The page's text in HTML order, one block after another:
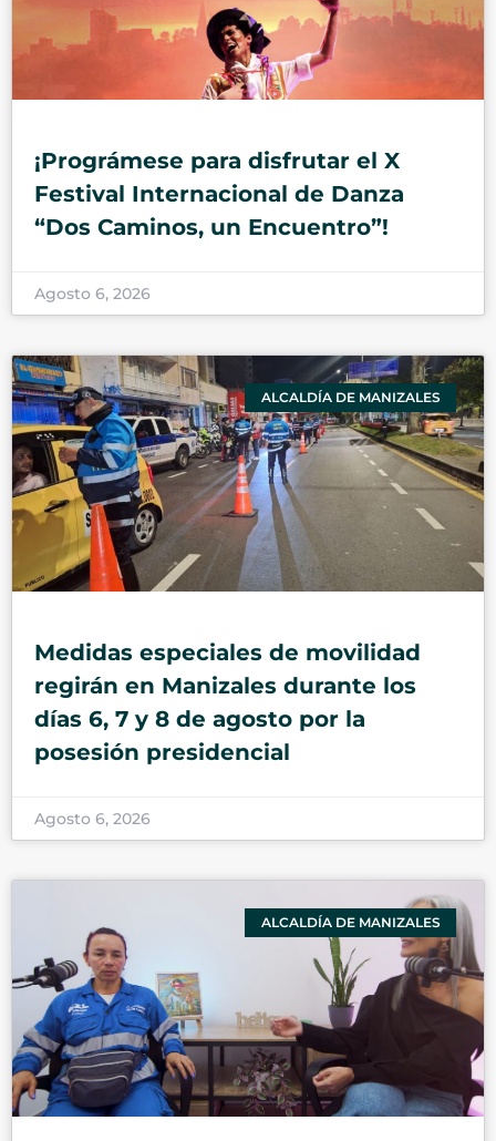
¡Prográmese para disfrutar el X
Festival Internacional de Danza
“Dos Caminos, un Encuentro”!
Agosto 6, 2026
ALCALDÍA DE MANIZALES
Medidas especiales de movilidad
regirán en Manizales durante los
días 6, 7 y 8 de agosto por la
posesión presidencial
Agosto 6, 2026
ALCALDÍA DE MANIZALES